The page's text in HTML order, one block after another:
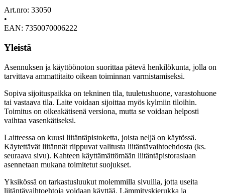
Art.nro: 33050
•
EAN: 7350070006222
Yleistä
Asennuksen ja käyttöönoton suorittaa pätevä henkilökunta, jolla on
tarvittava ammattitaito oikean toiminnan varmistamiseksi.
Sopiva sijoituspaikka on tekninen tila, tuuletushuone, varastohuone
tai vastaava tila. Laite voidaan sijoittaa myös kylmiin tiloihin.
Toimitus on oikeakätisenä versiona, mutta se voidaan helposti
vaihtaa vasenkätiseksi.
Laitteessa on kuusi liitäntäpistoketta, joista neljä on käytössä.
Käytettävät liitännät riippuvat valitusta liitäntävaihtoehdosta (ks.
seuraava sivu). Kahteen käyttämättömään liitäntäpistorasiaan
asennetaan mukana toimitetut suojukset.
Yksikössä on tarkastusluukut molemmilla sivuilla, jotta useita
liitäntävaihtoehtoja voidaan käyttää. Lämmityskierukka ja